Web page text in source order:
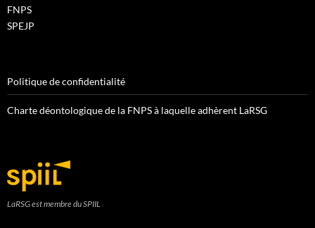
FNPS
SPEJP
Politique de confidentialité
Charte déontologique de la FNPS à laquelle adhèrent LaRSG
LaRSG est membre du SPIIL